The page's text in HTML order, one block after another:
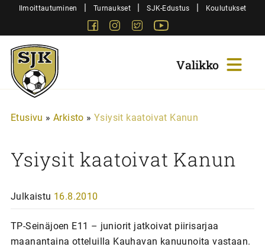
SiirryIlmoittautuminen | Turnaukset | SJK-Edustus | Koulutukset
FacebookInstagram
Twitter
Sjk-
Juniorit
Etusivu » Arkisto » Ysiysit kaatoivat Kanun
Ysiysit kaatoivat Kanun
Julkaistu 16.8.2010
TP-Seinäjoen E11 – juniorit jatkoivat piirisarjaa
maanantaina otteluilla Kauhavan kanuunoita vastaan.